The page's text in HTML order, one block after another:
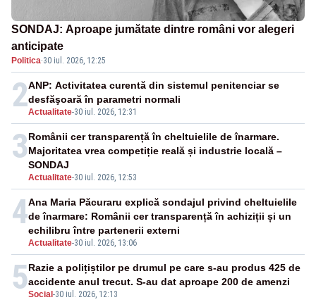
SONDAJ: Aproape jumătate dintre români vor alegeri
anticipate
Politica·30 iul. 2026, 12:25
2Actualitate-30 iul. 2026, 12:31
ANP: Activitatea curentă din sistemul penitenciar se
desfăşoară în parametri normali
3
Actualitate-30 iul. 2026, 12:53
Românii cer transparență în cheltuielile de înarmare.
Majoritatea vrea competiție reală și industrie locală –
SONDAJ
4
Actualitate-30 iul. 2026, 13:06
Ana Maria Păcuraru explică sondajul privind cheltuielile
de înarmare: Românii cer transparență în achiziții și un
echilibru între partenerii externi
5Social -30 iul. 2026, 12:13
Razie a polițiștilor pe drumul pe care s-au produs 425 de
accidente anul trecut. S-au dat aproape 200 de amenzi